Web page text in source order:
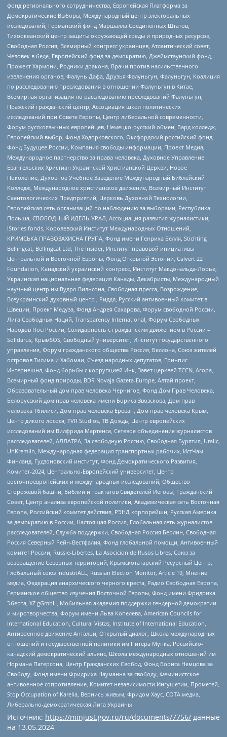
фонд регионального сотрудничества, Европейская Платформа за
Демократические Выборы, Международный центр электоральных
исследований, Германский фонд Маршалла Соединенных Штатов,
Тихоокеанский центр защиты окружающей среды и природных ресурсов,
Свободная Россия, Всемирный конгресс украинцев, Атлантический совет,
Человек в беде, Европейский фонд за демократию, Джеймстаунский фонд,
Прожект Хармони, Родники дракона, Врачи против насильственного
извлечения органов, Фалунь Дафа, Друзья Фалуньгун, Фалуньгун, Коалиция
по расследованию преследования в отношении Фалуньгун в Китае,
Всемирная организация по расследованию преследований Фалуньгун,
Пражский гражданский центр, Ассоциация школ политических
исследований при Совете Европы, Центр либеральной современности,
Форум русскоязычных европейцев, Немецко-русский обмен, Бард колледж,
Европейский выбор, Фонд Ходорковского, Оксфордский российский фонд,
Фонд Будущее России, Компания свободы информации, Проект Медиа,
Международное партнерство за права человека, Духовное Управление
Евангельских Христиан Украинской Христианской Церкви, Новое
Поколение, Духовное Учебное Заведение Международный Библейский
Колледж, Международное христианское движение, Всемирный Институт
Саентологических Предприятий, Церковь Духовной Технологии,
Европейская сеть организаций по наблюдению за выборами, Республика
Польша, СВОБОДНЫЙ ИДЕЛЬ-УРАЛ, Ассоциация развития журналистики,
IStories fonds, Королевский Институт Международных Отношений,
КРИМСЬКА ПРАВОЗАХИСНА ГРУПА, Фонд имени Генриха Бёлля, Stichting
Bellingcat, Bellingcat Ltd, The Insider, Институт правовой инициативы
Центральной и Восточной Европы, Фонд Открытой Эстонии, Calvert 22
Foundation, Канадский украинский конгресс, Институт Макдональда-Лорье,
Украинская национальная федерация Канады, Декабристы, Международный
научный центр им Вудро Вильсона, Свободная пресса, Возрождение,
Всеукраинский духовный центр , Риддл, Русский антивоенный комитет в
Швеции, Проект Медуза, Фонд Андрея Сахарова, Форум свободной России,
Лига Свободных Наций, Transparеncy International, Форум Свободных
Народов ПостРоссии, Солидарность с гражданским движением в России –
Solidarus, КрымSOS, Свободный университет, Институт государственного
управления, Форум гражданского общества Россия, Беллона, Союз жителей
островов Тисима и Хабомаи, Съезд народных депутатов, Гринпис
Интернешнл, Фонд борьбы с коррупцией Инк, Завет церквей TCCN, Агора,
Всемирный фонд природы, BDR Novaja Gazeta-Europe, Алтай проект,
Образовательный дом прав человека Чернигов, Фонд Дом Прав Человека,
Белорусский дом прав человека имени Бориса Звозскова, Дом прав
человека Тбилиси, Дом прав человека Ереван, Дом прав человека Крым,
Центр дикого лосося, TVR Studios, ТВ Дождь, Центр европейских
исследований им Вилфрида Мартенса, Сетевое объединение журналистов
расследователей, АЛЛАТРА, За свободную Россию, Свободная Бурятия, Uralic,
UnKremlin, Международная федерация транспортных рабочих, ИстЧам
Финланд, Гудзоновский институт, Фонд Демократического Развития,
Комитет-2024, Центрально-Европейский университет, Центр
восточноевропейских и международных исследований, Общество
Сторожевой башни, Библии и трактатов Свидетелей Иеговы, Гражданский
Совет, Центр анализа европейской политики, Академическая сеть Восточная
Европа, Российский комитет действия, РЭНД корпорейшн, Русская Америка
за демократию в России, Настоящая Россия, Глобальная сеть журналистов-
расследователей, Служба поддержки, Свободная Россия Берлин, Свободная
Россия Северный Рейн-Вестфалия, Фонд глобальной помощи, Антивоенный
комитет России, Russie-Libertes, La Asocicion de Rusos Libres, Союз за
возвращение Северных территорий, Крымскотатарский Ресурсный Центр,
Глобальный союз IndustriALL, Russian Election Monitor, Article 19, Мнение
медиа, Федерация анархического черного креста, Радио Свободная Европа,
Германское общество изучения Восточной Европы, Фонд имени Фридриха
Эберта, XZ gGmbH, Мобильная академия поддержки гендерной демократии
и миротворчества, Форум имени Льва Копелева, American Councils for
International Education, Cultural Vistas, Institute of International Education,
Антивоенное движение Антальи, Открытый диалог, Школа международных
отношений и государственной политики им Питера Мунка, Российско-
канадский демократический альянс, Школа международных отношений им
Нормана Патерсона, Центр Гражданских Свобод, Фонд Бориса Немцова за
Свободу, Фонд имени Фридриха Науманна за свободу, Феминистское
антивоенное сопротивление, Комитет независимости Ингушетии, Прометей,
Stop Occupation of Karelia, Вернись живым, Фридом Хаус, СОТА медиа,
Либерально-демократическая Лига Украины
Источник: https://minjust.gov.ru/ru/documents/7756/ данные
на 13.05.2024